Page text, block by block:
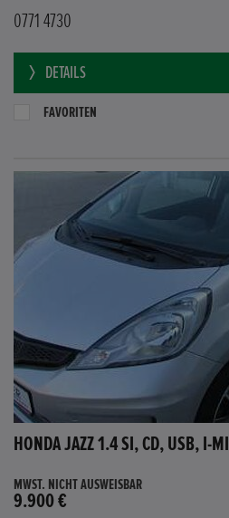
0771 4730
DETAILS
FAVORITEN
MWST. NICHT AUSWEISBAR
9.900 €